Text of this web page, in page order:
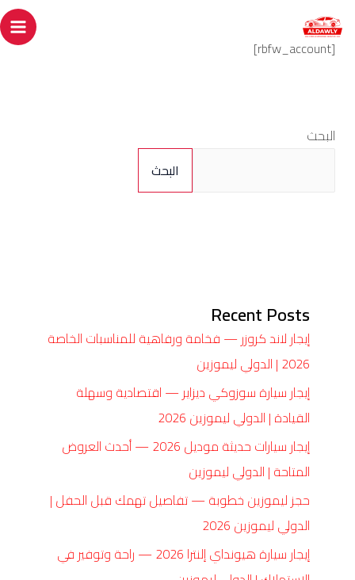
إلى
المحتوى
[rbfw_account]
البحث
البحث
Recent Posts
إيجار لاند كروزر — فخامة ورفاهية للمناسبات الخاصة
2026 | الدولي ليموزين
إيجار سيارة سوزوكي ديزاير — اقتصادية وسهلة
القيادة | الدولي ليموزين 2026
إيجار سيارات حديثة موديل 2026 — أحدث العروض
المتاحة | الدولي ليموزين
حجز ليموزين خطوبة — تفاصيل تهمك قبل الحفل |
الدولي ليموزين 2026
إيجار سيارة هيونداي إلنترا 2026 — راحة وتوفير في